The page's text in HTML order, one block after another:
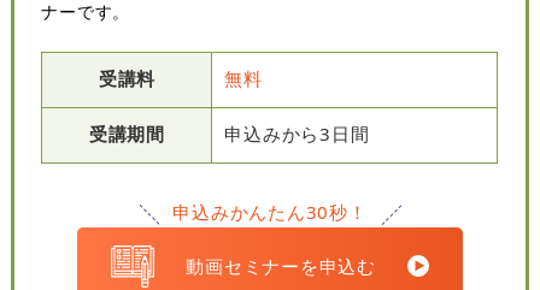
ナーです。
受講料 無料
受講期間 申込みから3日間
申込みかんたん30秒！
動画セミナーを申込む